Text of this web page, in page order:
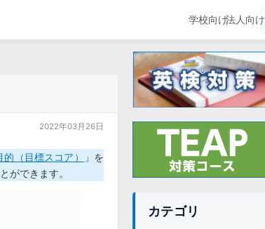
学校向け|法人向け
2022年03月26日
的（目標スコア）
」を
ができます。
カテゴリ